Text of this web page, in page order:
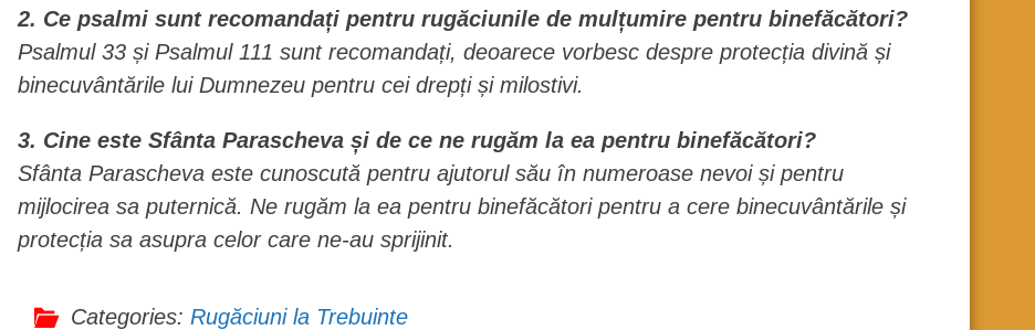
2. Ce psalmi sunt recomandați pentru rugăciunile de mulțumire pentru binefăcători?
Psalmul 33 și Psalmul 111 sunt recomandați, deoarece vorbesc despre protecția divină și
binecuvântările lui Dumnezeu pentru cei drepți și milostivi.
3. Cine este Sfânta Parascheva și de ce ne rugăm la ea pentru binefăcători?
Sfânta Parascheva este cunoscută pentru ajutorul său în numeroase nevoi și pentru
mijlocirea sa puternică. Ne rugăm la ea pentru binefăcători pentru a cere binecuvântările și
protecția sa asupra celor care ne-au sprijinit.
Categories:Rugăciuni la Trebuinte